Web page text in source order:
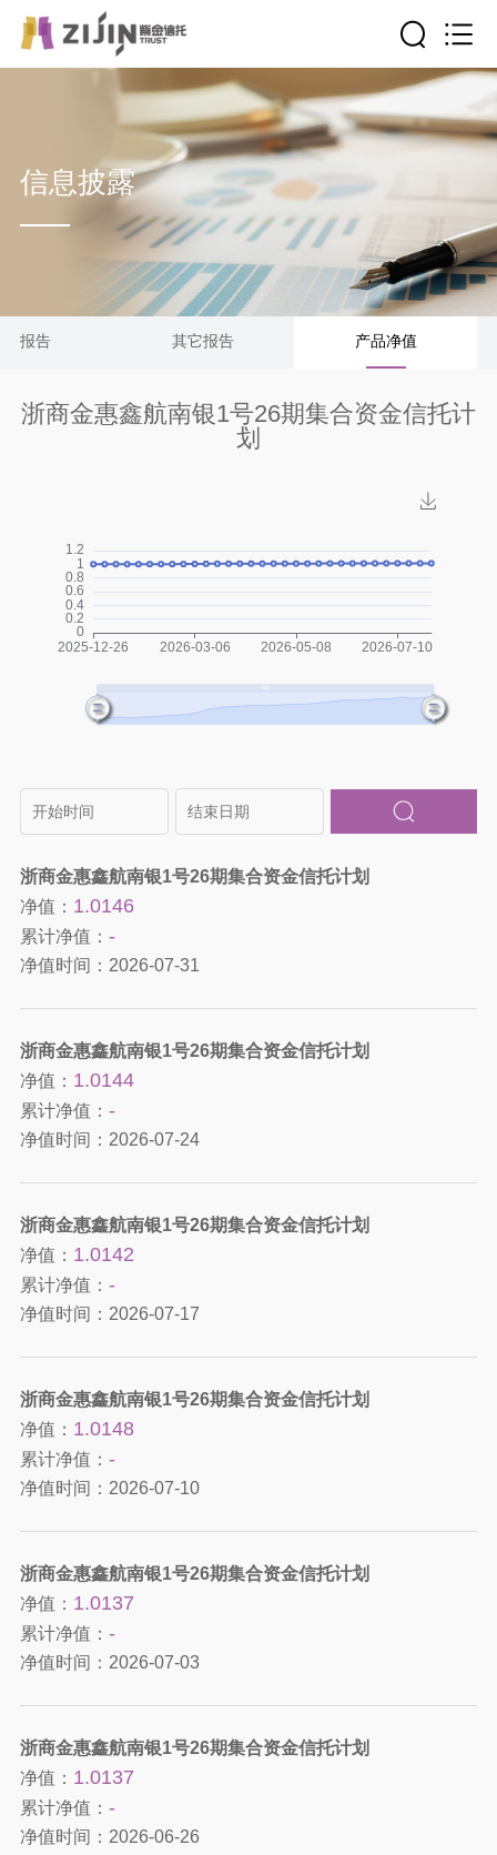
信息披露
算报告 其它报告 产品净值
浙商金惠鑫航南银1号26期集合资金信托计
划
浙商金惠鑫航南银1号26期集合资金信托计划
净值： 1.0146
累计净值： -
净值时间： 2026-07-31
浙商金惠鑫航南银1号26期集合资金信托计划
净值： 1.0144
累计净值： -
净值时间： 2026-07-24
浙商金惠鑫航南银1号26期集合资金信托计划
净值： 1.0142
累计净值： -
净值时间： 2026-07-17
浙商金惠鑫航南银1号26期集合资金信托计划
净值： 1.0148
累计净值： -
净值时间： 2026-07-10
浙商金惠鑫航南银1号26期集合资金信托计划
净值： 1.0137
累计净值： -
净值时间： 2026-07-03
浙商金惠鑫航南银1号26期集合资金信托计划
净值： 1.0137
累计净值： -
净值时间： 2026-06-26